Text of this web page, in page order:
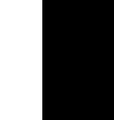
El juez
aplazar al 17 y
Rodríguez
abogado del
estudiar toda la